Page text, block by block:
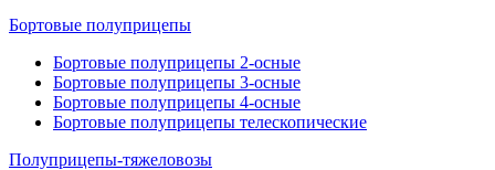
Бортовые полуприцепы
Бортовые полуприцепы 2-осные
Бортовые полуприцепы 3-осные
Бортовые полуприцепы 4-осные
Бортовые полуприцепы телескопические
Полуприцепы-тяжеловозы